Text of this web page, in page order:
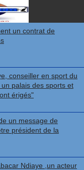
un contrat de
conseiller en sport du
palais des sports et
érigés"
un message de
président de la
Ndiaye ,un acteur